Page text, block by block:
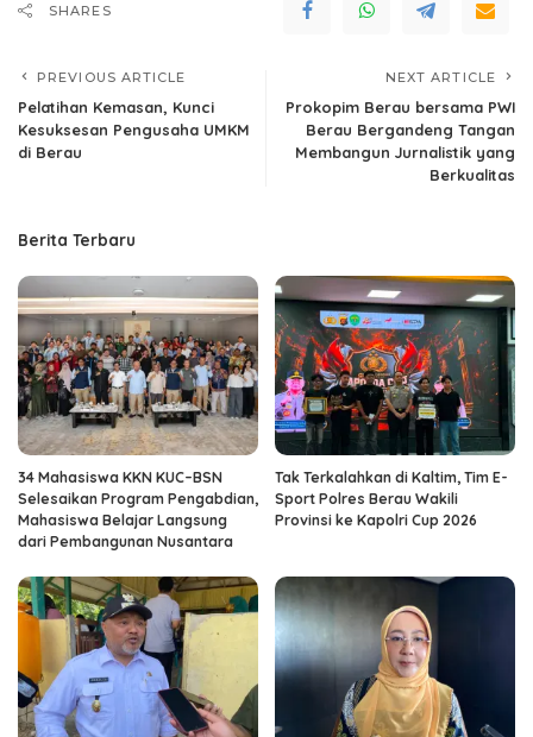
SHARES
PREVIOUS ARTICLE
Pelatihan Kemasan, Kunci
Kesuksesan Pengusaha UMKM
di Berau
NEXT ARTICLE
Prokopim Berau bersama PWI
Berau Bergandeng Tangan
Membangun Jurnalistik yang
Berkualitas
Berita Terbaru
34 Mahasiswa KKN KUC–BSN
Selesaikan Program Pengabdian,
Mahasiswa Belajar Langsung
dari Pembangunan Nusantara
Tak Terkalahkan di Kaltim, Tim E-
Sport Polres Berau Wakili
Provinsi ke Kapolri Cup 2026